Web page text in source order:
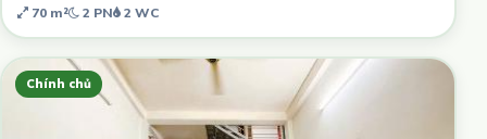
70 m² 2 PN 2 WC
Chính chủ